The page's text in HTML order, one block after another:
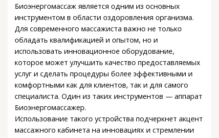
Биоэнергомассаж является одним из основных
инструментом в области оздоровления организма.
Для современного массажиста важно не только
обладать квалификацией и опытом, но и
использовать инновационное оборудование,
которое может улучшить качество предоставляемых
услуг и сделать процедуры более эффективными и
комфортными как для клиентов, так и для самого
специалиста. Один из таких инструментов — аппарат
Биоэнергомассажер.
Использование такого устройства подчеркнет акцент
массажного кабинета на инновациях и стремлении